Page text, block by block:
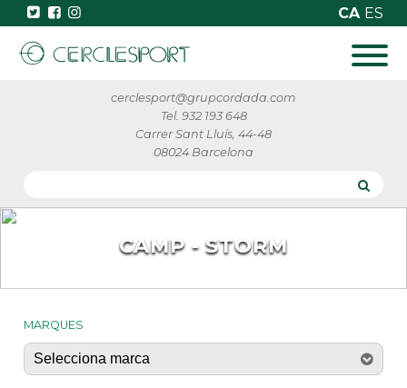
CA ES
cerclesport@grupcordada.com
Tel. 932 193 648
Carrer Sant Lluís, 44-48
08024 Barcelona
CAMP - STORM
MARQUES